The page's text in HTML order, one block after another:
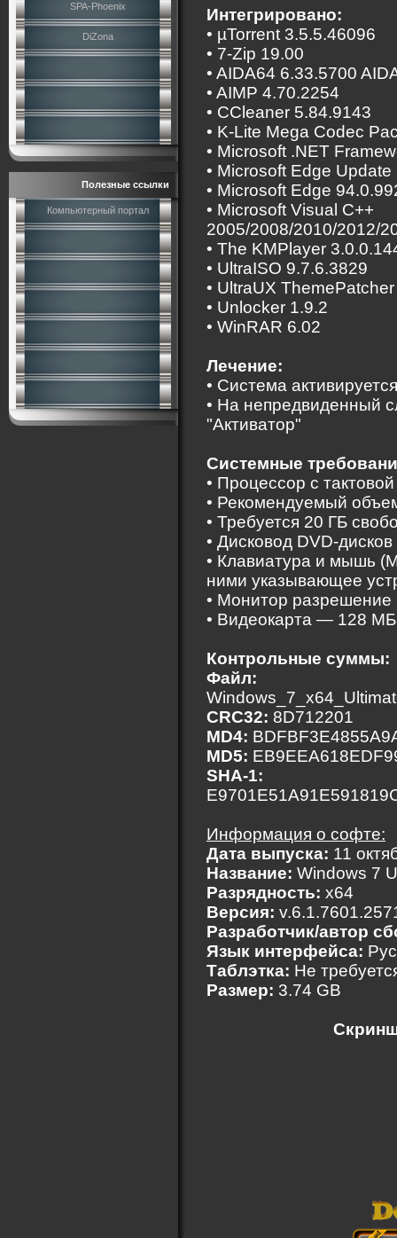
SPA-Phoenix
DiZona
Полезные ссылки
Компьютерный портал
Интегрировано:
• µTorrent 3.5.5.46096
• 7-Zip 19.00
• AIDA64 6.33.5700
• AIMP 4.70.2254
• CCleaner 5.84.9143
• K-Lite Mega Codec
• Microsoft .NET
• Microsoft Edge
• Microsoft Edge
• Microsoft Visual C++
2005/2008/2010/2012/
• The KMPlayer
• UltraISO 9.7.6.3829
• UltraUX
• Unlocker 1.9.2
• WinRAR 6.02
Лечение:
• Система
• На непредвиденный
"Активатор"
Системные
• Процессор с
• Рекомендуемый
• Требуется 20 ГБ
• Дисковод DVD-дисков
• Клавиатура и мышь
ними указывающее
• Монитор
• Видеокарта — 128 МБ
Контрольные суммы:
Файл:
CRC32: 8D712201
MD4:
MD5:
SHA-1:
Информация о софте:
Дата выпуска: 11
Название: Windows 7
Разрядность: x64
Версия:
Разработчик/автор
Язык интерфейса:
Таблэтка: Не
Размер: 3.74 GB